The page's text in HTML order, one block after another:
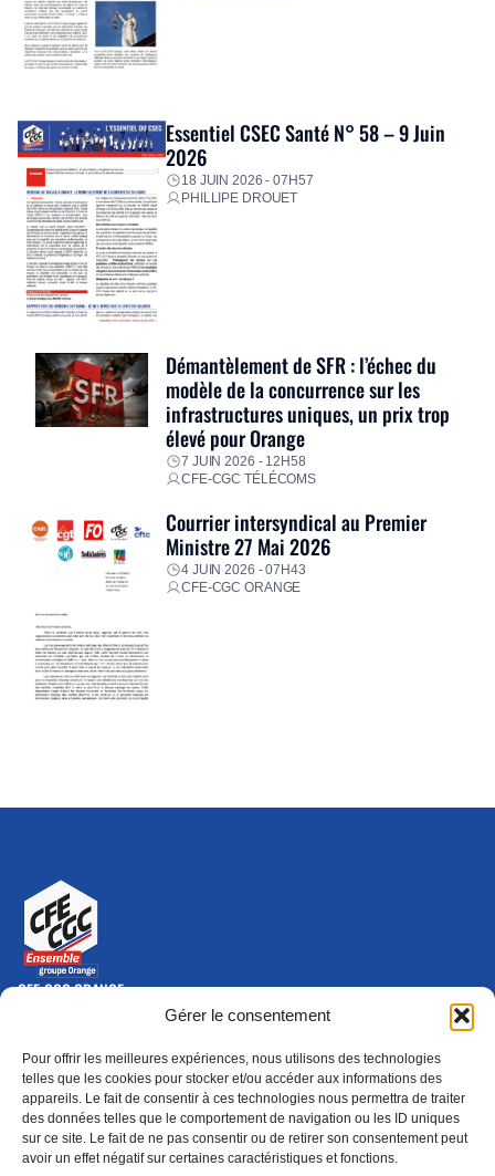
Gérer le consentement
Pour offrir les meilleures expériences, nous utilisons des technologies
telles que les cookies pour stocker et/ou accéder aux informations des
appareils. Le fait de consentir à ces technologies nous permettra de traiter
des données telles que le comportement de navigation ou les ID uniques
sur ce site. Le fait de ne pas consentir ou de retirer son consentement peut
avoir un effet négatif sur certaines caractéristiques et fonctions.
Essentiel CSEC Santé N° 58 – 9 Juin
2026
18 JUIN 2026 - 07H57
PHILLIPE DROUET
Démantèlement de SFR : l’échec du
modèle de la concurrence sur les
infrastructures uniques, un prix trop
élevé pour Orange
7 JUIN 2026 - 12H58
CFE-CGC TÉLÉCOMS
Courrier intersyndical au Premier
Ministre 27 Mai 2026
4 JUIN 2026 - 07H43
CFE-CGC ORANGE
CFE-CGC ORANGE
10-12 rue Saint Amand, 75015 Paris Cedex 15
Nous contacter
01 46 79 28 74
S'ABONNER(NOUVELLE FENÊTRE)
ADHÉRER
Épargne
(nouvelle fenêtre) Formation
(nouvelle fenêtre)